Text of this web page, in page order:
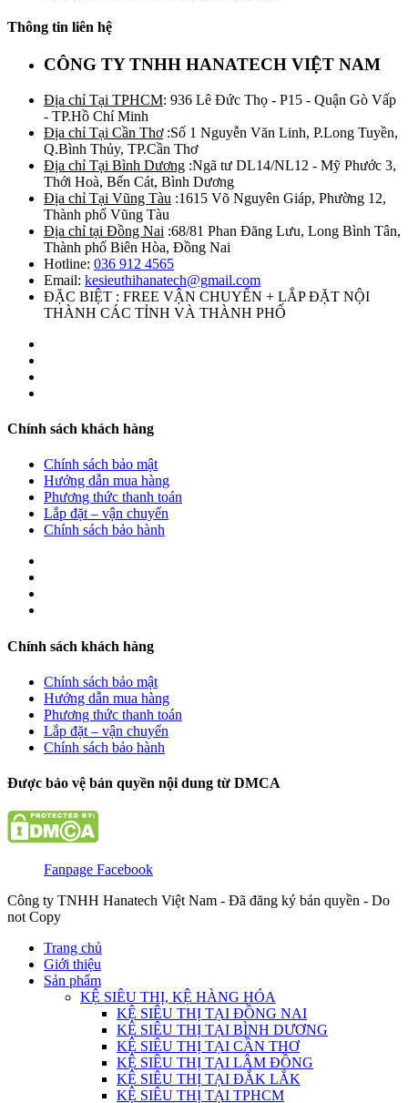
Thông tin liên hệ
CÔNG TY TNHH HANATECH VIỆT NAM
Địa chỉ Tại TPHCM: 936 Lê Đức Thọ - P15 - Quận Gò Vấp
- TP.Hồ Chí Minh
Địa chỉ Tại Cần Thơ:Số 1 Nguyễn Văn Linh, P.Long Tuyền,
Q.Bình Thủy, TP.Cần Thơ
Địa chỉ Tại Bình Dương :Ngã tư DL14/NL12 - Mỹ Phước 3,
Thới Hoà, Bến Cát, Bình Dương
Địa chỉ Tại Vũng Tàu :1615 Võ Nguyên Giáp, Phường 12,
Thành phố Vũng Tàu
Địa chỉ tại Đồng Nai :68/81 Phan Đăng Lưu, Long Bình Tân,
Thành phố Biên Hòa, Đồng Nai
Hotline: 036 912 4565
Email: kesieuthihanatech@gmail.com
ĐẶC BIỆT : FREE VẬN CHUYỂN + LẮP ĐẶT NỘI
THÀNH CÁC TỈNH VÀ THÀNH PHỐ
Chính sách khách hàng
Chính sách bảo mật
Hướng dẫn mua hàng
Phương thức thanh toán
Lắp đặt – vận chuyển
Chính sách bảo hành
Chính sách khách hàng
Chính sách bảo mật
Hướng dẫn mua hàng
Phương thức thanh toán
Lắp đặt – vận chuyển
Chính sách bảo hành
Được bảo vệ bản quyền nội dung từ DMCA
Fanpage Facebook
Công ty TNHH Hanatech Việt Nam - Đã đăng ký bản quyền - Do
not Copy
Trang chủ
Giới thiệu
Sản phẩm
KỆ SIÊU THỊ, KỆ HÀNG HÓA
KỆ SIÊU THỊ TẠI ĐỒNG NAI
KỆ SIÊU THỊ TẠI BÌNH DƯƠNG
KỆ SIÊU THỊ TẠI CẦN THƠ
KỆ SIÊU THỊ TẠI LÂM ĐỒNG
KỆ SIÊU THỊ TẠI ĐẮK LẮK
KỆ SIÊU THỊ TẠI TPHCM